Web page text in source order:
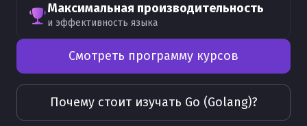
Максимальная производительность
и эффективность языка
Смотреть программу курсов
Почему стоит изучать Go (Golang)?